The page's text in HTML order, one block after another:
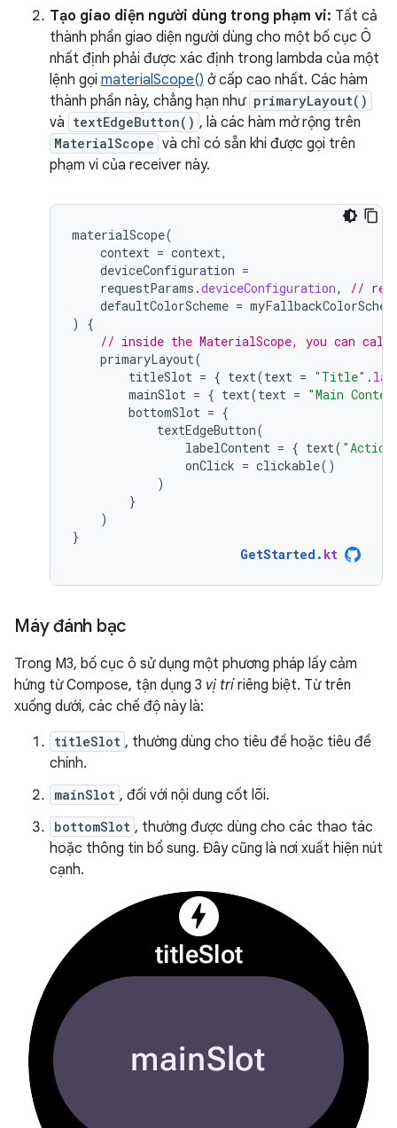
Tạo giao diện người dùng trong phạm vi: Tất cả
thành phần giao diện người dùng cho một bố cục Ô
nhất định phải được xác định trong lambda của một
lệnh gọi materialScope() ở cấp cao nhất. Các hàm
thành phần này, chẳng hạn như primaryLayout()
và textEdgeButton() , là các hàm mở rộng trên
MaterialScope và chỉ có sẵn khi được gọi trên
phạm vi của receiver này.
materialScope(
context = context,
deviceConfiguration =
requestParams .deviceConfiguration,
//
defaultColorScheme =
)
{
// inside the MaterialScope, you can
primaryLayout(
titleSlot = { text(text = "Title" .
mainSlot = { text(text = "Main
bottomSlot = {
textEdgeButton(
labelContent = { text(
onClick = clickable()
)
}
)
}
GetStarted . kt
Máy đánh bạc
Trong M3, bố cục ô sử dụng một phương pháp lấy cảm
hứng từ Compose, tận dụng 3 vị tríriêng biệt. Từ trên
xuống dưới, các chế độ này là:
titleSlot , thường dùng cho tiêu đề hoặc tiêu đề
chính.
mainSlot , đối với nội dung cốt lõi.
bottomSlot , thường được dùng cho các thao tác
hoặc thông tin bổ sung. Đây cũng là nơi xuất hiện nút
cạnh.